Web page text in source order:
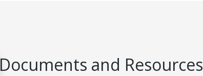
Documents and Resources